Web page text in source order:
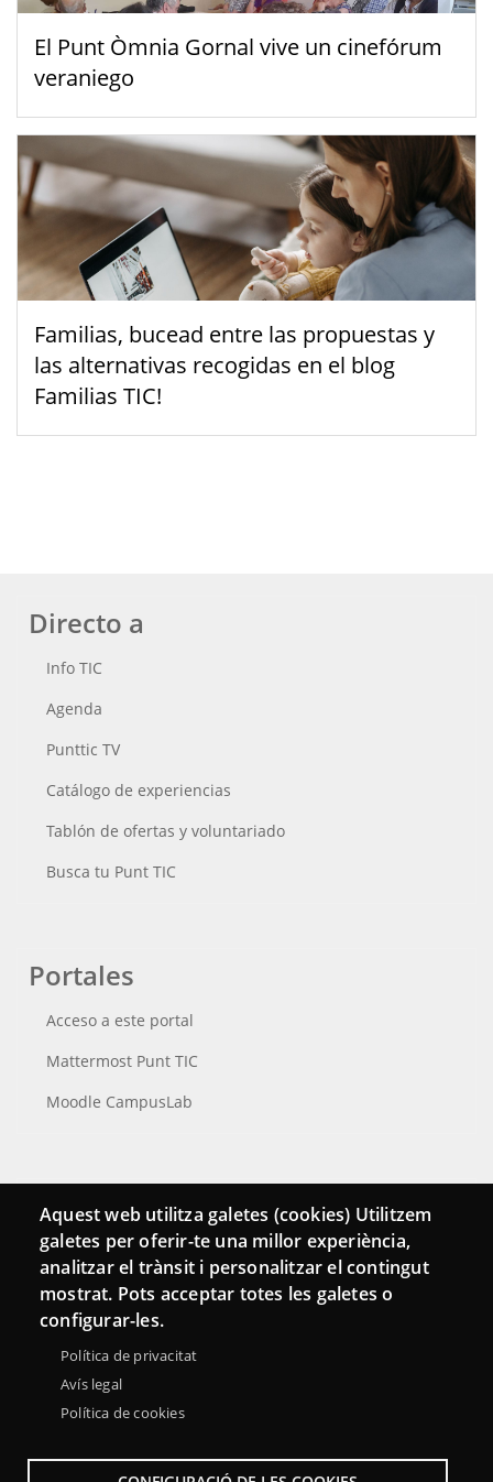
El Punt Òmnia Gornal vive un cinefórum
veraniego
Familias, bucead entre las propuestas y
las alternativas recogidas en el blog
Familias TIC!
Directo a
Info TIC
Agenda
Punttic TV
Catálogo de experiencias
Tablón de ofertas y voluntariado
Busca tu Punt TIC
Portales
Acceso a este portal
Mattermost Punt TIC
Moodle CampusLab
Conecta
Contacto
Hemeroteca
Aquest web utilitza galetes (cookies) Utilitzem
galetes per oferir-te una millor experiència,
analitzar el trànsit i personalitzar el contingut
mostrat. Pots acceptar totes les galetes o
configurar-les.
Política de privacitat
Avís legal
Política de cookies